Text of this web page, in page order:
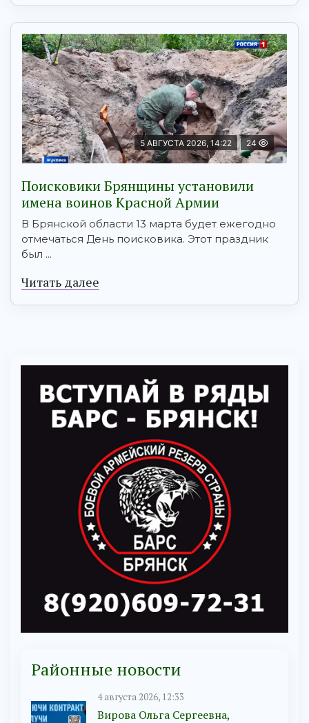
5 АВГУСТА 2026, 14:22 24
Поисковики Брянщины установили
имена воинов Красной Армии
В Брянской области 13 марта будет ежегодно
отмечаться День поисковика. Этот праздник
был ...
Читать далее
Районные новости
4 августа 2026, 12:33
Вирова Ольга Сергеевна,